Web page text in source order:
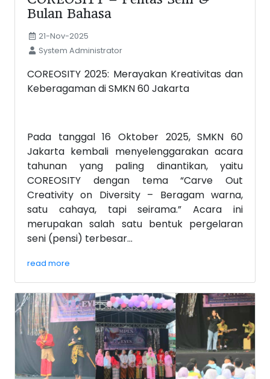
Bulan Bahasa
21-Nov-2025
System Administrator
COREOSITY 2025: Merayakan Kreativitas dan
Keberagaman di SMKN 60 Jakarta
Pada tanggal 16 Oktober 2025, SMKN 60
Jakarta kembali menyelenggarakan acara
tahunan yang paling dinantikan, yaitu
COREOSITY dengan tema “Carve Out
Creativity on Diversity – Beragam warna,
satu cahaya, tapi seirama.” Acara ini
merupakan salah satu bentuk pergelaran
seni (pensi) terbesar...
read more